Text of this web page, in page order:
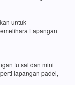
untuk
Lapangan
futsal dan mini
lapangan padel,